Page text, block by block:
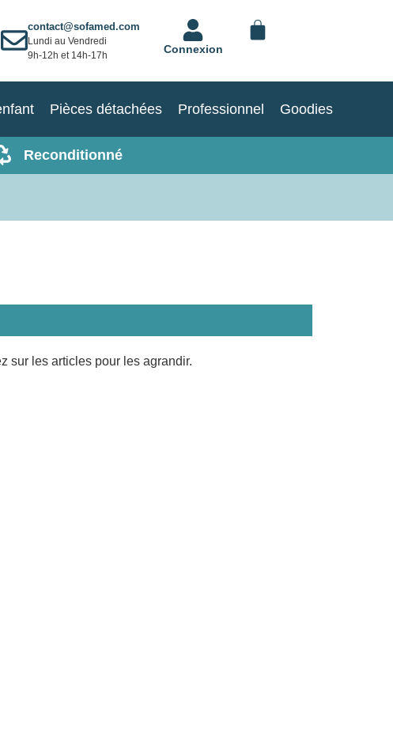
contact@sofamed.com
Lundi au Vendredi
9h-12h et 14h-17h
Connexion
Pièces détachées Professionnel Goodies
Reconditionné
sur les articles pour les agrandir.